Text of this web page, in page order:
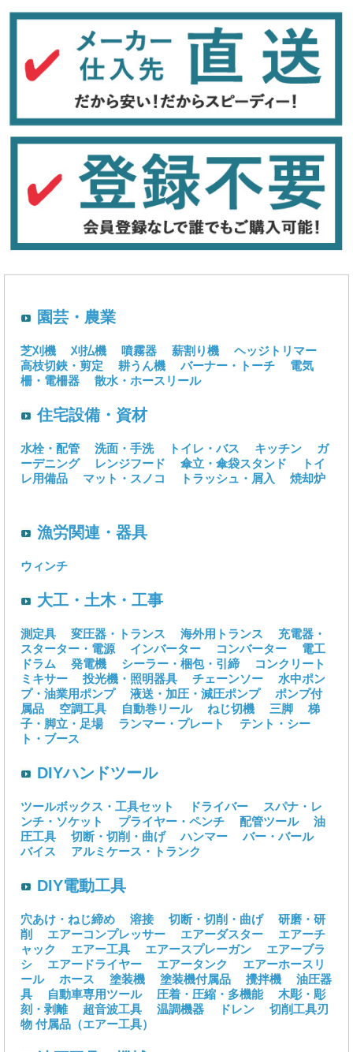
園芸・農業
芝刈機 刈払機 噴霧器 薪割り機
ヘッジトリマー
高枝切鋏・剪定
耕うん機 バーナー・トーチ
電気
柵・電柵器
散水・ホースリール
住宅設備・資材
水栓・配管 洗面・手洗 トイレ・バス キッチン
ガ
ーデニング
レンジフード 傘立・傘袋スタンド
トイ
レ用備品
マット・スノコ トラッシュ・屑入 焼却炉
漁労関連・器具
ウィンチ
大工・土木・工事
測定具 変圧器・トランス 海外用トランス
充電器・
スターター・電源
インバーター コンバーター
電工
ドラム
発電機 シーラー・梱包・引締
コンクリート
ミキサー
投光機・照明器具 チェーンソー
水中ポン
プ・油業用ポンプ
液送・加圧・減圧ポンプ
ポンプ付
属品
空調工具 自動巻リール ねじ切機 三脚
梯
子・脚立・足場
ランマー・プレート
テント・シー
ト・ブース
DIYハンドツール
ツールボックス・工具セット ドライバー
スパナ・レ
ンチ・ソケット
プライヤー・ペンチ 配管ツール
油
圧工具
切断・切削・曲げ ハンマー
バー・バール
バイス
アルミケース・トランク
DIY電動工具
穴あけ・ねじ締め 溶接 切断・切削・曲げ
研磨・研
削
エアーコンプレッサー エアーダスター
エアーチ
ャック
エアー工具 エアースプレーガン
エアーブラ
シ
エアードライヤー エアータンク
エアーホースリ
ール
ホース 塗装機 塗装機付属品 攪拌機
油圧器
具
自動車専用ツール 圧着・圧縮・多機能
木彫・彫
刻・剥離
超音波工具 温調機器 ドレン
切削工具刃
物 付属品（エアー工具）